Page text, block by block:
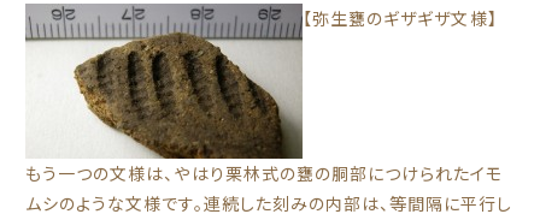
【弥生甕のギザギザ文様】
もう一つの文様は、やはり栗林式の甕の胴部につけられたイモ
ムシのような文様です。連続した刻みの内部は、等間隔に平行し